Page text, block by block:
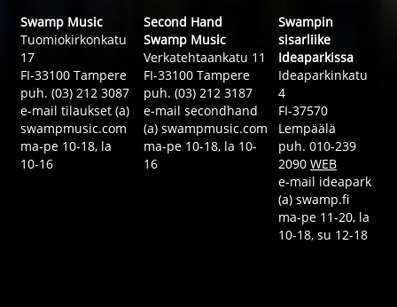
Swamp Music
Tuomiokirkonkatu
17
FI-33100 Tampere
puh. (03) 212 3087
e-mail tilaukset (a)
swampmusic.com
ma-pe 10-18, la
10-16
Second Hand
Swamp Music
Verkatehtaankatu 11
FI-33100 Tampere
puh. (03) 212 3187
e-mail secondhand
(a) swampmusic.com
ma-pe 10-18, la 10-
16
Swampin
sisarliike
Ideaparkissa
Ideaparkinkatu
4
FI-37570
Lempäälä
puh. 010-239
2090 WEB
e-mail ideapark
(a) swamp.fi
ma-pe 11-20, la
10-18, su 12-18